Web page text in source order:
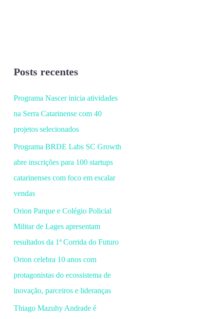
Posts recentes
Programa Nascer inicia atividades
na Serra Catarinense com 40
projetos selecionados
Programa BRDE Labs SC Growth
abre inscrições para 100 startups
catarinenses com foco em escalar
vendas
Orion Parque e Colégio Policial
Militar de Lages apresentam
resultados da 1ª Corrida do Futuro
Orion celebra 10 anos com
protagonistas do ecossistema de
inovação, parceiros e lideranças
Thiago Mazuhy Andrade é